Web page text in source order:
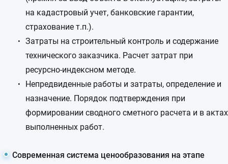
на кадастровый учет, банковские гарантии,
страхование т.п.).
Затраты на строительный контроль и содержание
технического заказчика. Расчет затрат при
ресурсно-индексном методе.
Непредвиденные работы и затраты, определение и
назначение. Порядок подтверждения при
формировании сводного сметного расчета и в актах
выполненных работ.
Современная система ценообразования на этапе